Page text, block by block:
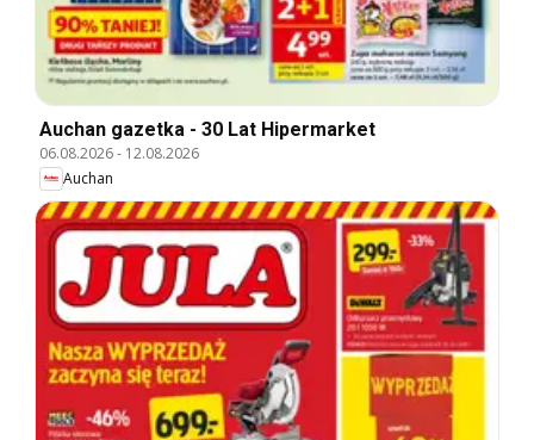
Auchan gazetka - 30 Lat Hipermarket
06.08.2026- 12.08.2026
Auchan